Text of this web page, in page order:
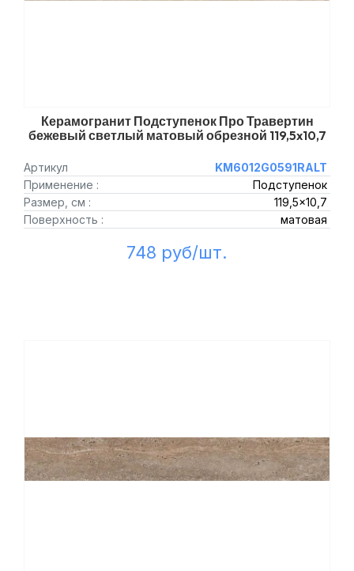
Керамогранит Подступенок Про Травертин
бежевый светлый матовый обрезной 119,5x10,7
Артикул
KM6012G0591RALT
Применение :
Подступенок
Размер, см :
119,5x10,7
Поверхность :
матовая
748 руб/шт.